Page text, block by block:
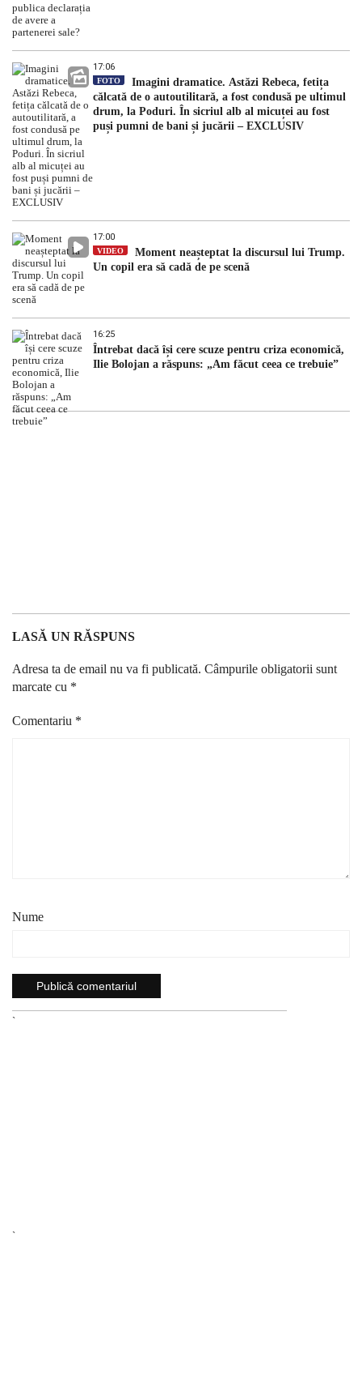
17:06
FOTO
Imagini dramatice. Astăzi Rebeca, fetița
călcată de o autoutilitară, a fost condusă pe ultimul
drum, la Poduri. În sicriul alb al micuței au fost
puși pumni de bani și jucării – EXCLUSIV
17:00
VIDEO
Moment neașteptat la discursul lui Trump.
Un copil era să cadă de pe scenă
16:25
Întrebat dacă își cere scuze pentru criza economică,
Ilie Bolojan a răspuns: „Am făcut ceea ce trebuie”
LASĂ UN RĂSPUNS
Adresa ta de email nu va fi publicată. Câmpurile obligatorii sunt
marcate cu *
Comentariu *
Nume
`
`